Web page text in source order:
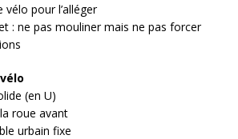
pour l’alléger
: ne pas mouliner mais ne pas forcer
(en U)
roue avant
urbain fixe